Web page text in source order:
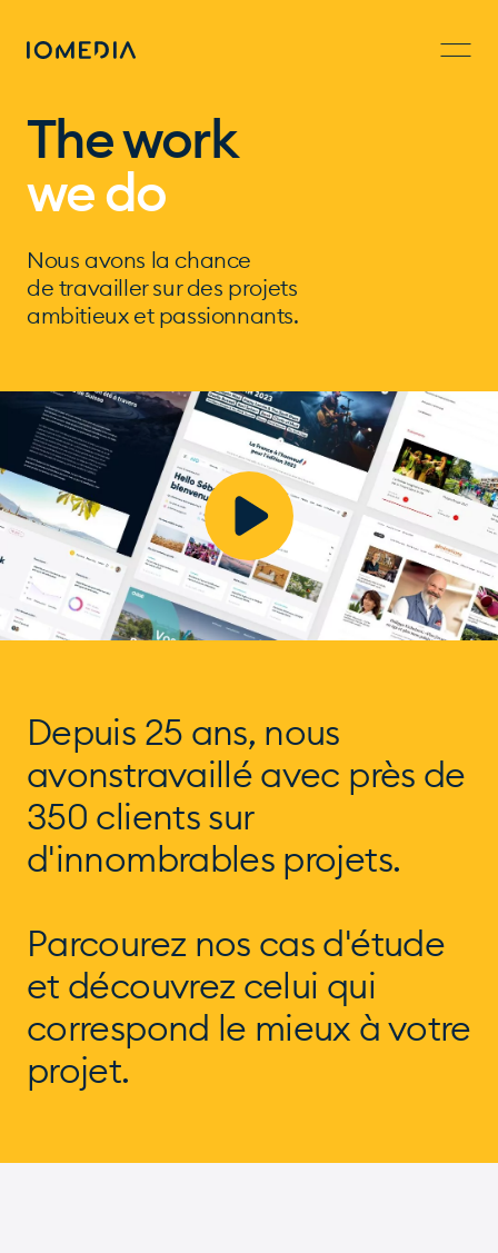
The work
we do
Nous avons la chance
de travailler sur des projets
ambitieux et passionnants.
Depuis 25 ans, nous
avonstravaillé avec près de
350 clientssur
d'innombrables projets.
Parcourez nos cas d'étude
et découvrez celui qui
correspond le mieux à votre
projet.